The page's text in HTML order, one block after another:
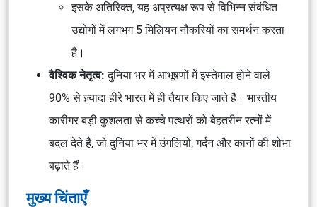
इसके अतिरिक्त, यह अप्रत्यक्ष रूप से विभिन्न संबंधित
उद्योगों में लगभग 5 मिलियन नौकरियों का समर्थन करता
है।
वैश्विक नेतृत्व: दुनिया भर में आभूषणों में इस्तेमाल होने वाले
90% से ज़्यादा हीरे भारत में ही तैयार किए जाते हैं। भारतीय
कारीगर बड़ी कुशलता से कच्चे पत्थरों को बेहतरीन रत्नों में
बदल देते हैं, जो दुनिया भर में उंगलियों, गर्दन और कानों की शोभा
बढ़ाते हैं।
मुख्य चिंताएँ